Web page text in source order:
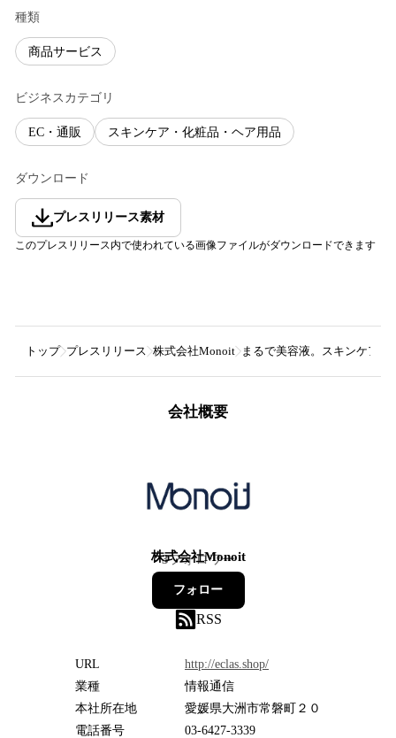
種類
商品サービス
ビジネスカテゴリ
EC・通販 スキンケア・化粧品・ヘア用品
ダウンロード
プレスリリース素材
このプレスリリース内で使われている画像ファイルがダウンロードできます
トップ プレスリリース 株式会社Monoit まるで美容液。スキンケア
会社概要
株式会社Monoit
3フォロワー
フォロー
RSS
URL
http://eclas.shop/
業種
情報通信
本社所在地
愛媛県大洲市常磐町２０
電話番号
03-6427-3339